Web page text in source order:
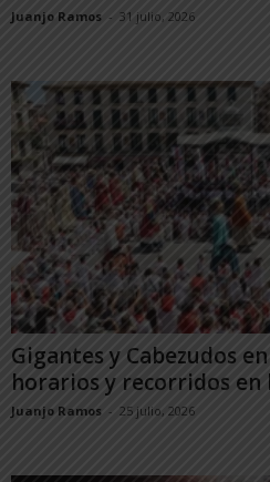
Juanjo Ramos - 31 julio, 2026
Gigantes y Cabezudos
horarios y recorridos en
Juanjo Ramos - 25 julio, 2026